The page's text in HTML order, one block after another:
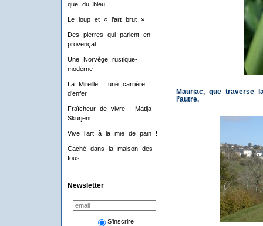
que du bleu
Le loup et « l’art brut »
Des pierres qui parlent en
provençal
Une Norvège rustique-
moderne
La Mireille : une carrière
d’enfer
Fraîcheur de vivre : Matija
Skurjeni
Vive l’art à la mie de pain !
Caché dans la maison des
fous
Newsletter
S'inscrire
Mauriac, que traverse
l’autre.